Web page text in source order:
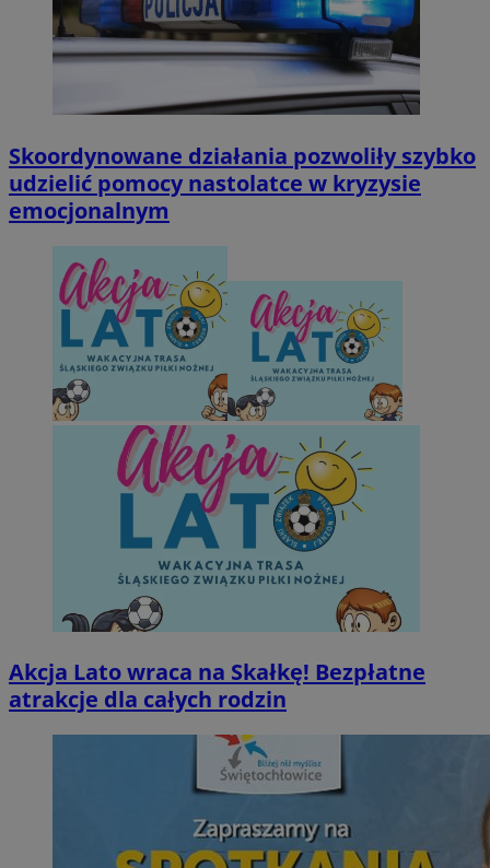
Skoordynowane działania pozwoliły szybko
udzielić pomocy nastolatce w kryzysie
emocjonalnym
Akcja Lato wraca na Skałkę! Bezpłatne
atrakcje dla całych rodzin